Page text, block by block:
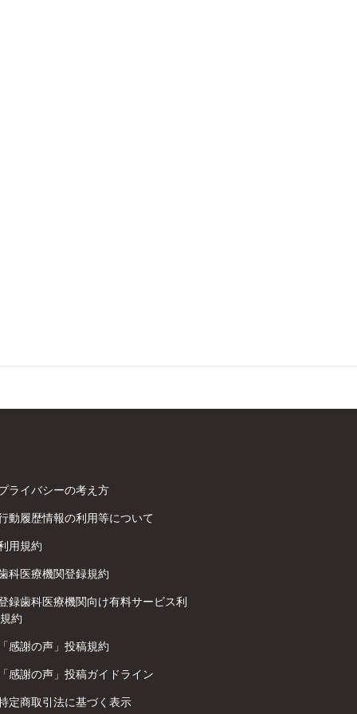
ライバシーの考え方
動履歴情報の利用等について
用規約
科医療機関登録規約
録歯科医療機関向け有料サービス利
約
「感謝の声」投稿規約
「感謝の声」投稿ガイドライン
定商取引法に基づく表示